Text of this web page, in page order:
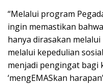
“Melalui program
ingin memastikan
hanya dirasakan
melalui kepedulian
menjadi pengingat bagi
‘mengEMASkan